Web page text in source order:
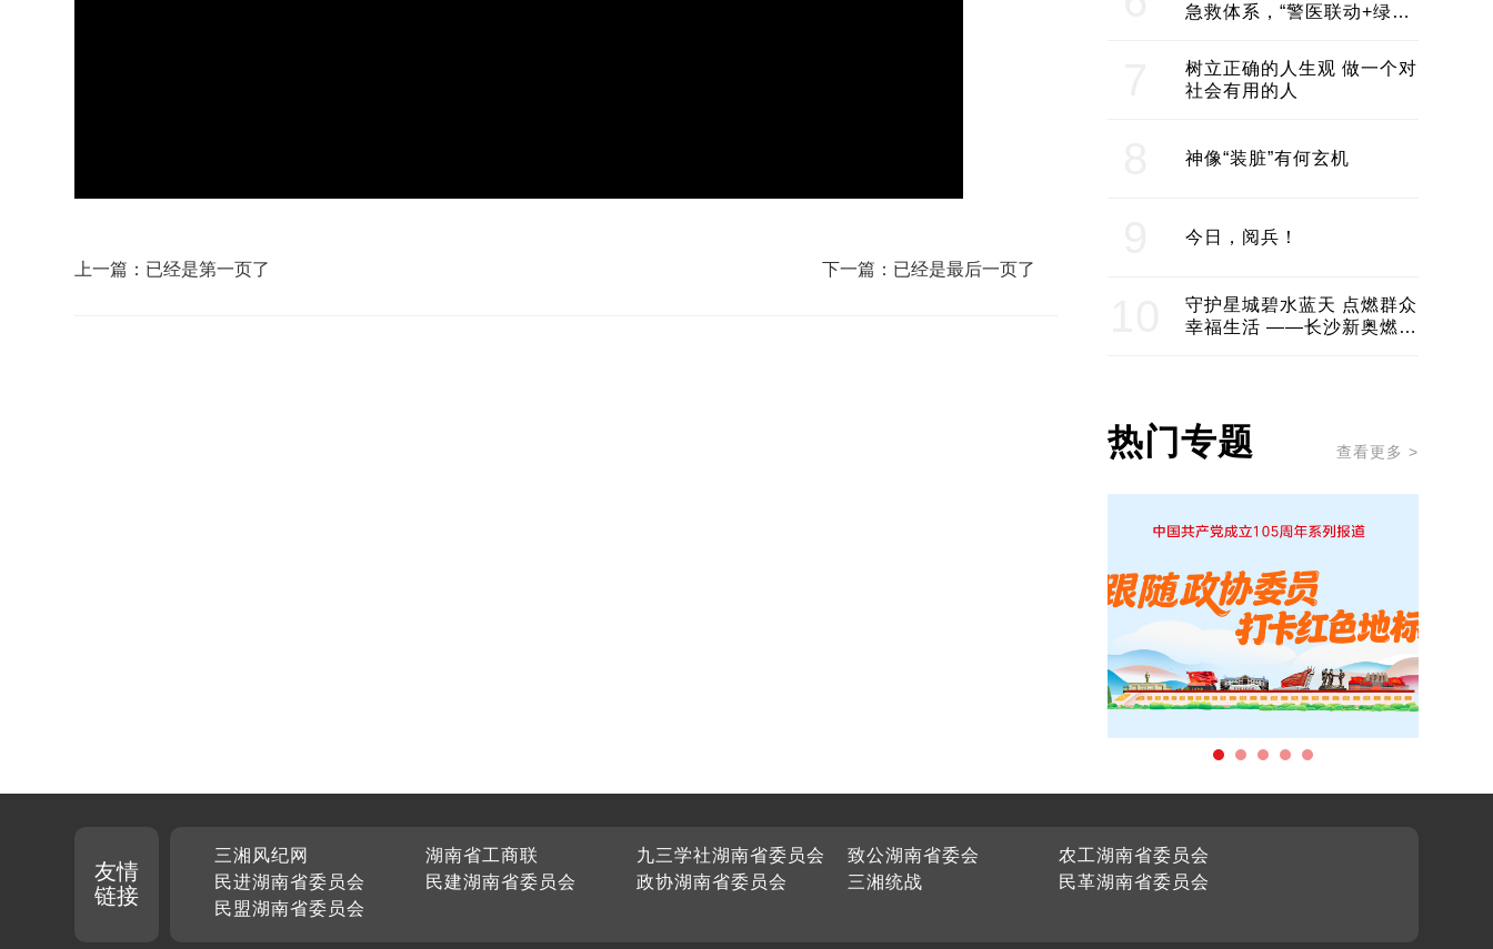
上一篇：已经是第一页了 下一篇：已经是最后一页了
急救体系，“警医联动+绿波
树立正确的人生观 做一个对
社会有用的人
神像“装脏”有何玄机
今日，阅兵！
守护星城碧水蓝天 点燃群众
幸福生活 ——长沙新奥燃气
热门专题 查看更多 >
友情
链接
三湘风纪网 湖南省工商联 九三学社湖南省委员会 致公湖南省委会
农工湖南省委员会
民进湖南省委员会
民建湖南省委员会 政协湖南省委员会 三湘统战
民革湖南省委员会
民盟湖南省委员会